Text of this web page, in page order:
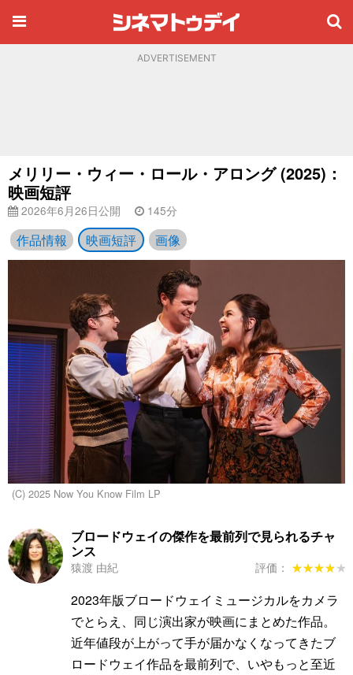
ADVERTISEMENT
メリリー・ウィー・ロール・アロング (2025)：
映画短評
2026年6月26日公開 145分
作品情報 映画短評 画像
(C) 2025 Now You Know Film LP
ブロードウェイの傑作を最前列で見られるチャ
ンス
猿渡 由紀 評価： ★★★★★
★★★★★
2023年版ブロードウェイミュージカルをカメラ
でとらえ、同じ演出家が映画にまとめた作品。
近年値段が上がって手が届かなくなってきたブ
ロードウェイ作品を最前列で、いやもっと至近